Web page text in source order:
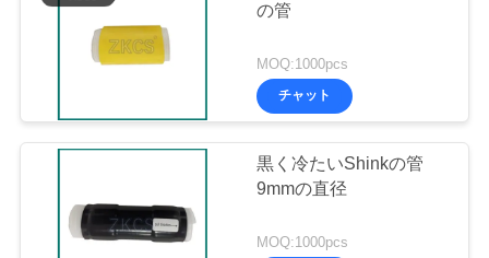
の管
MOQ:1000pcs
チャット
黒く冷たいShinkの管
9mmの直径
MOQ:1000pcs